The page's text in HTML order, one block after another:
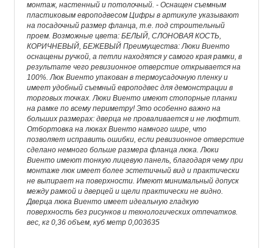
монтаж, настенный и потолочный. - Оснащен съемным
пластиковым европодвесом Цифры в артикуле указывают
на посадочный размер фланца, т.е. под строительный
проем. Возможные цвета: БЕЛЫЙ, СЛОНОВАЯ КОСТЬ,
КОРИЧНЕВЫЙ, БЕЖЕВЫЙ Преимущества: Люки Виенто
оснащены ручкой, а петли находятся у самого края рамки, в
результате чего ревизионное отверстие открывается на
100%. Люк Виенто упакован в термоусадочную пленку и
имеет удобный съемный европодвес для демонстрации в
торговых точках. Люки Виенто имеют стопорные планки
на рамке по всему периметру! Это особенно важно на
больших размерах: дверца не проваливается и не люфтит.
Отбортовка на люках Виенто намного шире, что
позволяет исправить ошибки, если ревизионное отверстие
сделано немного больше размера фланца люка. Люки
Виенто имеют тонкую лицевую панель, благодаря чему при
монтаже люк имеет более эстетичный вид и практически
не выпирает на поверхности. Имеют минимальный допуск
между рамкой и дверцей и щели практически не видно.
Дверца люка Виенто имеет идеальную гладкую
поверхность без рисунков и технологических отпечатков.
вес, кг 0,36 объем, куб метр 0,003635